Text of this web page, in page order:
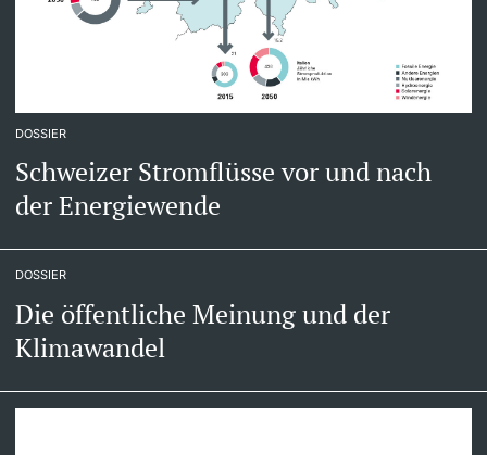
DOSSIER
Schweizer Stromflüsse vor und nach
der Energiewende
DOSSIER
Die öffentliche Meinung und der
Klimawandel